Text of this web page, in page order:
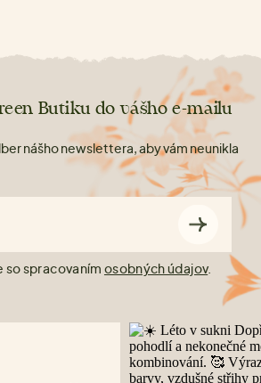
Butiku do vášho e-mailu
nášho newslettera, aby vám neunikla
so spracovaním osobných údajov.